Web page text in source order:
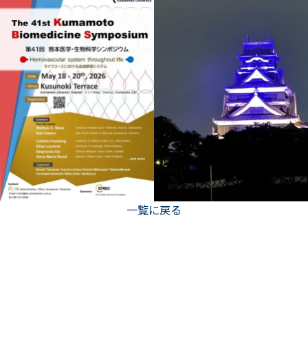
一覧に戻る